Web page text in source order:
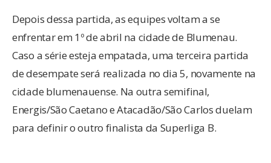
Depois dessa partida, as equipes voltam a se
enfrentar em 1º de abril na cidade de Blumenau.
Caso a série esteja empatada, uma terceira partida
de desempate será realizada no dia 5, novamente na
cidade blumenauense. Na outra semifinal,
Energis/São Caetano e Atacadão/São Carlos duelam
para definir o outro finalista da Superliga B.